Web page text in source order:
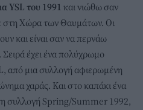
YSL του 1991 και νιώθω σαν
στη Χώρα των Θαυμάτων. Οι
και είναι σαν να περνάω
έχει ένα πολύχρωμο
από μια συλλογή αφιερωμένη
χαράς. Και στο καπάκι ένα
συλλογή Spring/Summer 1992,